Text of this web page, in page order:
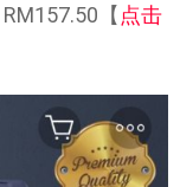
RM157.50【点击